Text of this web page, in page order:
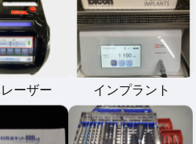
ーザー インプラント